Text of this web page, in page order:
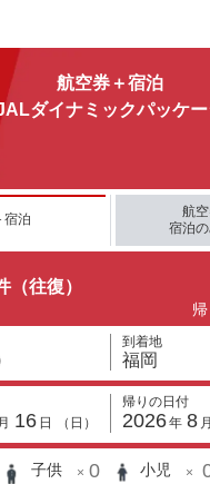
航空券＋宿泊
JALダイナミックパッケー
宿泊
航
宿泊
（往復）
到着地
福岡
月 16 日 （ 日 ）
帰りの日付
2026年 8 月
子供 × 0 小児 ×